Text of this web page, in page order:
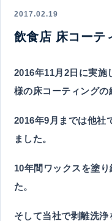
2017.02.19
飲食店 床コーテ
2016年11月2日に実施
様の床コーティングの
2016年9月までは他社
ました。
10年間ワックスを塗
た。
そして当社で剥離洗